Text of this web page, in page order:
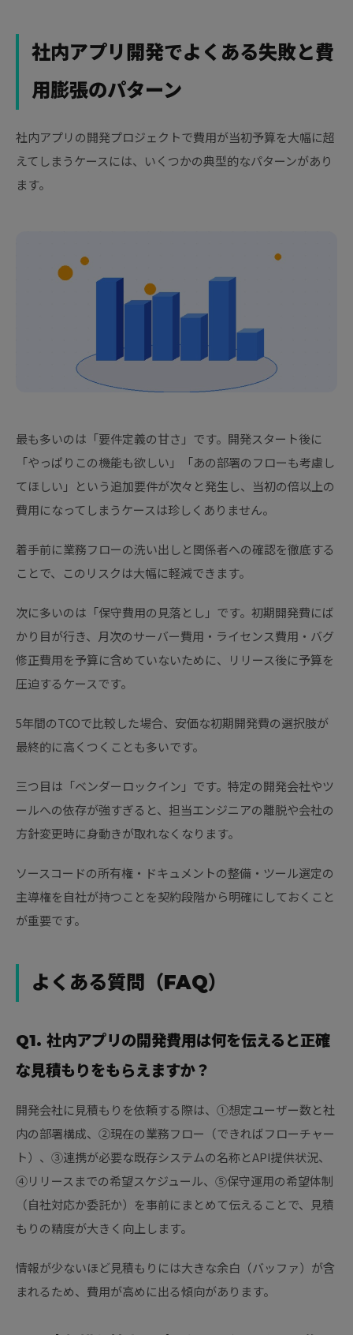
社内アプリ開発でよくある失敗と費
用膨張のパターン
社内アプリの開発プロジェクトで費用が当初予算を大幅に超
えてしまうケースには、いくつかの典型的なパターンがあり
ます。
最も多いのは「要件定義の甘さ」です。開発スタート後に
「やっぱりこの機能も欲しい」「あの部署のフローも考慮し
てほしい」という追加要件が次々と発生し、当初の倍以上の
費用になってしまうケースは珍しくありません。
着手前に業務フローの洗い出しと関係者への確認を徹底する
ことで、このリスクは大幅に軽減できます。
次に多いのは「保守費用の見落とし」です。初期開発費にば
かり目が行き、月次のサーバー費用・ライセンス費用・バグ
修正費用を予算に含めていないために、リリース後に予算を
圧迫するケースです。
5年間のTCOで比較した場合、安価な初期開発費の選択肢が
最終的に高くつくことも多いです。
三つ目は「ベンダーロックイン」です。特定の開発会社やツ
ールへの依存が強すぎると、担当エンジニアの離脱や会社の
方針変更時に身動きが取れなくなります。
ソースコードの所有権・ドキュメントの整備・ツール選定の
主導権を自社が持つことを契約段階から明確にしておくこと
が重要です。
よくある質問（FAQ）
Q1. 社内アプリの開発費用は何を伝えると正確
な見積もりをもらえますか？
開発会社に見積もりを依頼する際は、①想定ユーザー数と社
内の部署構成、②現在の業務フロー（できればフローチャー
ト）、③連携が必要な既存システムの名称とAPI提供状況、
④リリースまでの希望スケジュール、⑤保守運用の希望体制
（自社対応か委託か）を事前にまとめて伝えることで、見積
もりの精度が大きく向上します。
情報が少ないほど見積もりには大きな余白（バッファ）が含
まれるため、費用が高めに出る傾向があります。